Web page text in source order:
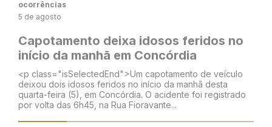
ocorrências
5 de agosto
Capotamento deixa idosos feridos no
início da manhã em Concórdia
<p class="isSelectedEnd">Um capotamento de veículo
deixou dois idosos feridos no início da manhã desta
quarta-feira (5), em Concórdia. O acidente foi registrado
por volta das 6h45, na Rua Fioravante...